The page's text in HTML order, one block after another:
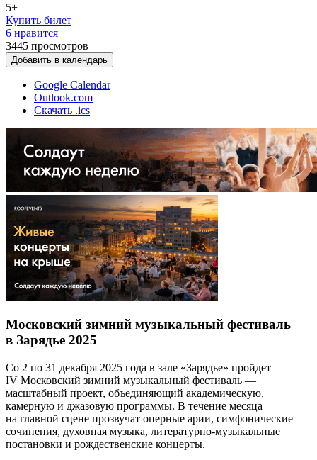
5+
Купить билет
6 нравится
3445 просмотров
Добавить в календарь
Google Calendar
Outlook.com
Скачать .ics
Московский зимний музыкальный фестиваль
в Зарядье 2025
Со 2 по 31 декабря 2025 года в зале «Зарядье» пройдет
IV Московский зимний музыкальный фестиваль —
масштабный проект, объединяющий академическую,
камерную и джазовую программы. В течение месяца
на главной сцене прозвучат оперные арии, симфонические
сочинения, духовная музыка, литературно-музыкальные
постановки и рождественские концерты.